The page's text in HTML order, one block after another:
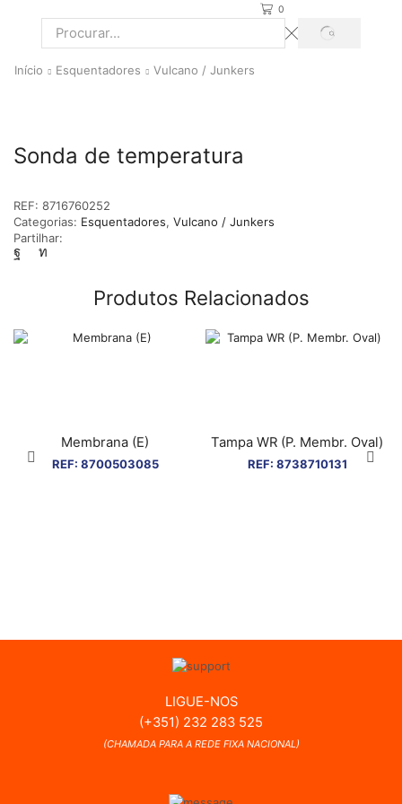
0
Search
PROCURAR
Início Esquentadores Vulcano / Junkers
Sonda de temperatura
REF: 8716760252
Categorias: Esquentadores, Vulcano / Junkers
Partilhar:
Produtos Relacionados
Membrana (E)
REF: 8700503085
Tampa WR (P. Membr. Oval)
REF: 8738710131
LIGUE-NOS
(+351) 232 283 525
(CHAMADA PARA A REDE FIXA NACIONAL)